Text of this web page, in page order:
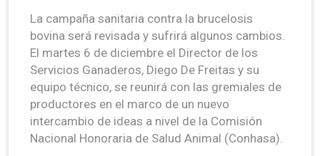
La campaña sanitaria contra la brucelosis
bovina será revisada y sufrirá algunos cambios.
El martes 6 de diciembre el Director de los
Servicios Ganaderos, Diego De Freitas y su
equipo técnico, se reunirá con las gremiales de
productores en el marco de un nuevo
intercambio de ideas a nivel de la Comisión
Nacional Honoraria de Salud Animal (Conhasa).